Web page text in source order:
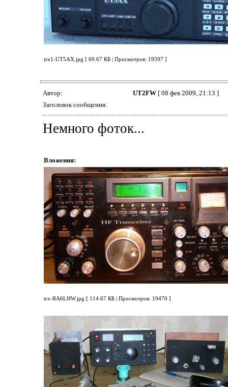
trx1-UT5AX.jpg [ 69.67 КБ | Просмотров: 19597 ]
Автор: UT2FW[ 08 фев 2009, 21:13 ]
Заголовок сообщения:
Немного фоток...
Вложения:
trx-RA6LHW.jpg [ 114.67 КБ | Просмотров: 19470 ]